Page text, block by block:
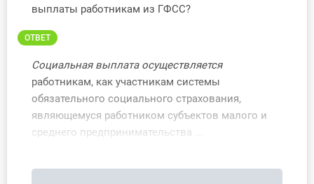
Кадры. Труд. Зарплата.
Учет по отраслям
Юридический помощник
Интернет-магазин
выплаты работникам из ГФСС?
ОТВЕТ
Социальная выплата осуществляется
работникам, как участникам системы
обязательного социального страхования,
являющемуся работником субъектов малого и
среднего предпринимательства ...